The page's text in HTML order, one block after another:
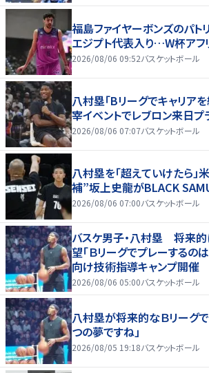
福島ファイヤーボンズのパト
エジプト代表入り…W杯アフ
2026/08/06 09:52バスケットボール
八村塁「Bリーグでキャリア
宰イベントでレブロン来日プ
2026/08/06 07:07バスケットボール
八村塁を「超えていけたら
補”坂上史龍がBLACK
2026/08/06 07:00バスケットボール
バスケ男子・八村塁 将来
望「Ｂリーグでプレーする
向け技術指導キャンプ開催
2026/08/06 05:00バスケットボール
八村塁が将来的なＢリーグ
つの夢ですね」
2026/08/05 19:18バスケットボール